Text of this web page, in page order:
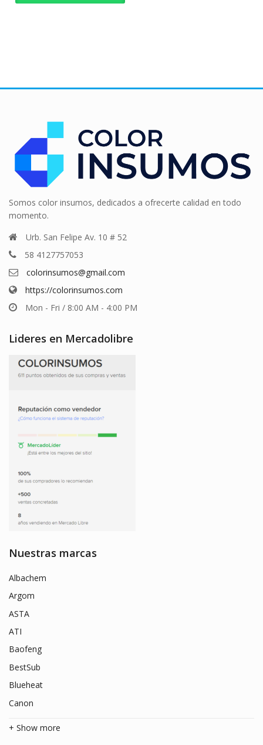
Somos color insumos, dedicados a ofrecerte calidad en todo
momento.
Urb. San Felipe Av. 10 # 52
58 4127757053
colorinsumos@gmail.com
https://colorinsumos.com
Mon - Fri / 8:00 AM - 4:00 PM
Lideres en Mercadolibre
Nuestras marcas
Albachem
Argom
ASTA
ATI
Baofeng
BestSub
Blueheat
Canon
+ Show more